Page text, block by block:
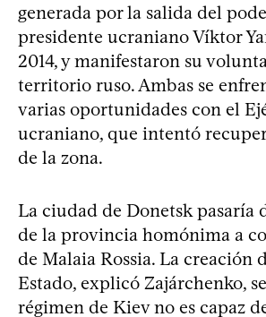
generada por la salida del
presidente ucraniano Víktor
2014, y manifestaron su
territorio ruso. Ambas se
varias oportunidades con el
ucraniano, que intentó
de la zona.
La ciudad de Donetsk pasaría
de la provincia homónima a
de Malaia Rossia. La creación
Estado, explicó Zajárchenko,
régimen de Kiev no es capaz